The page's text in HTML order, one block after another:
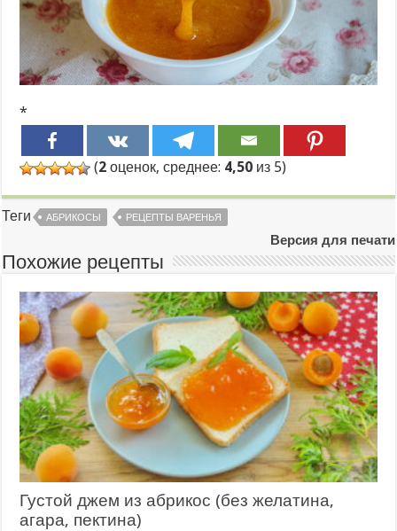
*
(2 оценок, среднее: 4,50 из 5)
Теги АБРИКОСЫ РЕЦЕПТЫ ВАРЕНЬЯ
Версия для печати
Похожие рецепты
Густой джем из абрикос (без желатина,
агара, пектина)